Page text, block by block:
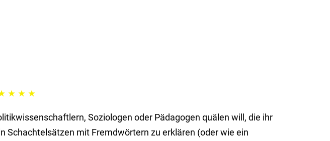
★ ★ ★
Soziologen oder Pädagogen quälen will, die ihr
Schachtelsätzen mit Fremdwörtern zu erklären (oder wie ein